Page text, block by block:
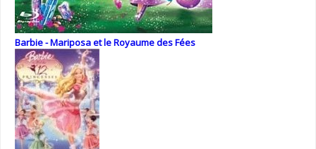
Barbie - Mariposa et le Royaume des Fées